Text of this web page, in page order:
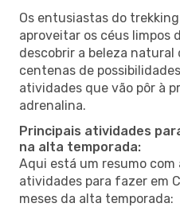
Os entusiastas do
aproveitar os céus limpos
descobrir a beleza natural
centenas de
atividades que vão pôr à
adrenalina.
Principais atividades
na alta temporada:
Aqui está um resumo
atividades para fazer em
meses da alta temporada: